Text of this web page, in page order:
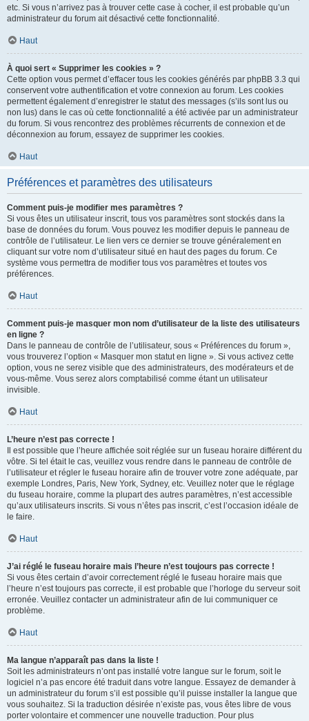
etc. Si vous n’arrivez pas à trouver cette case à cocher, il est probable qu’un
administrateur du forum ait désactivé cette fonctionnalité.
Haut
À quoi sert « Supprimer les cookies » ?
Cette option vous permet d’effacer tous les cookies générés par phpBB 3.3 qui
conservent votre authentification et votre connexion au forum. Les cookies
permettent également d’enregistrer le statut des messages (s’ils sont lus ou
non lus) dans le cas où cette fonctionnalité a été activée par un administrateur
du forum. Si vous rencontrez des problèmes récurrents de connexion et de
déconnexion au forum, essayez de supprimer les cookies.
Haut
Préférences et paramètres des utilisateurs
Comment puis-je modifier mes paramètres ?
Si vous êtes un utilisateur inscrit, tous vos paramètres sont stockés dans la
base de données du forum. Vous pouvez les modifier depuis le panneau de
contrôle de l’utilisateur. Le lien vers ce dernier se trouve généralement en
cliquant sur votre nom d’utilisateur situé en haut des pages du forum. Ce
système vous permettra de modifier tous vos paramètres et toutes vos
préférences.
Haut
Comment puis-je masquer mon nom d’utilisateur de la liste des utilisateurs
en ligne ?
Dans le panneau de contrôle de l’utilisateur, sous « Préférences du forum »,
vous trouverez l’option « Masquer mon statut en ligne ». Si vous activez cette
option, vous ne serez visible que des administrateurs, des modérateurs et de
vous-même. Vous serez alors comptabilisé comme étant un utilisateur
invisible.
Haut
L’heure n’est pas correcte !
Il est possible que l’heure affichée soit réglée sur un fuseau horaire différent du
vôtre. Si tel était le cas, veuillez vous rendre dans le panneau de contrôle de
l’utilisateur et régler le fuseau horaire afin de trouver votre zone adéquate, par
exemple Londres, Paris, New York, Sydney, etc. Veuillez noter que le réglage
du fuseau horaire, comme la plupart des autres paramètres, n’est accessible
qu’aux utilisateurs inscrits. Si vous n’êtes pas inscrit, c’est l’occasion idéale de
le faire.
Haut
J’ai réglé le fuseau horaire mais l’heure n’est toujours pas correcte !
Si vous êtes certain d’avoir correctement réglé le fuseau horaire mais que
l’heure n’est toujours pas correcte, il est probable que l’horloge du serveur soit
erronée. Veuillez contacter un administrateur afin de lui communiquer ce
problème.
Haut
Ma langue n’apparaît pas dans la liste !
Soit les administrateurs n’ont pas installé votre langue sur le forum, soit le
logiciel n’a pas encore été traduit dans votre langue. Essayez de demander à
un administrateur du forum s’il est possible qu’il puisse installer la langue que
vous souhaitez. Si la traduction désirée n’existe pas, vous êtes libre de vous
porter volontaire et commencer une nouvelle traduction. Pour plus